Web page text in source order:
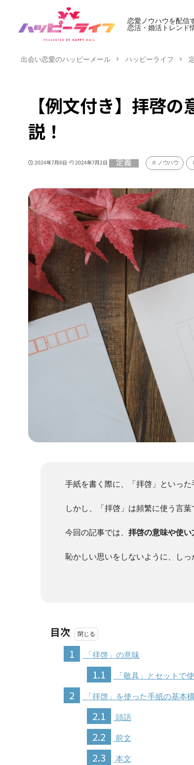
恋愛ノウハウを配信
恋活・婚活トレンド
出会い恋愛のハッピーメール ハッピーライフ
【例文付き】拝啓
説！
2024年7月8日 2024年7月2日 定義 ノウハウ
手紙を書く際に、「拝啓」といっ
しかし、「拝啓」は頻繁に使う言
今回の記事では、 拝啓の意味や使
恥かしい思いをしないように、し
目次
1
「拝啓」の意味
1.1 「敬具」とセットで
2 「拝啓」を使った手紙の基本
2.1 頭語
2.2 前文
2.3 本文